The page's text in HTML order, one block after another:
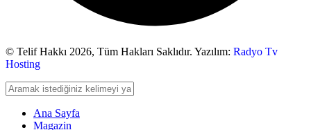
© Telif Hakkı 2026, Tüm Hakları Saklıdır. Yazılım: Radyo Tv
Hosting
Ana Sayfa
Magazin